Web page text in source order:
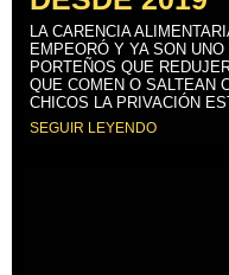
LA CARENCIA
EMPEORÓ Y YA SON
PORTEÑOS QUE
QUE COMEN O SALTEAN
CHICOS LA PRIVACIÓN
SEGUIR LEYENDO